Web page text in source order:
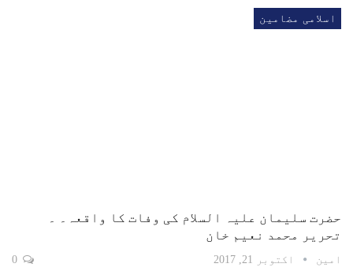
اسلامی مضامین
حضرت سلیمان علیہ السلام کی وفات کا واقعہ۔ ۔
تحریر محمد نعیم خان
امین اکتوبر 21, 2017